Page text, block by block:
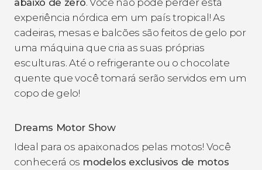
experiência nórdica em um país tropical! As
cadeiras, mesas e balcões são feitos de gelo por
uma máquina que cria as suas próprias
esculturas. Até o refrigerante ou o chocolate
quente que você tomará serão servidos em um
copo de gelo!
Dreams Motor Show
Ideal para os apaixonados pelas motos! Você
conhecerá os modelos exclusivos de motos